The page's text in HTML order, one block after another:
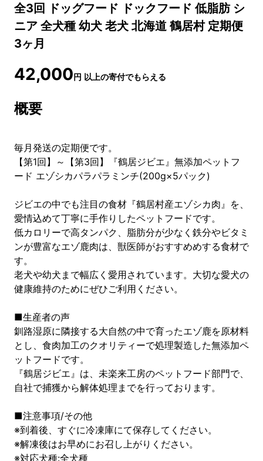
全3回 ドッグフード ドックフード 低脂肪 シ
ニア 全犬種 幼犬 老犬 北海道 鶴居村 定期便
3ヶ月
42,000円 以上の寄付でもらえる
概要
毎月発送の定期便です。
【第1回】～【第3回】『鶴居ジビエ』無添加ペットフ
ード エゾシカパラパラミンチ(200g×5パック)
ジビエの中でも注目の食材『鶴居村産エゾシカ肉』を、
愛情込めて丁寧に手作りしたペットフードです。
低カロリーで高タンパク、脂肪分が少なく鉄分やビタミ
ンが豊富なエゾ鹿肉は、獣医師がおすすめめする食材で
す。
老犬や幼犬まで幅広く愛用されています。大切な愛犬の
健康維持のためにぜひご利用ください。
■生産者の声
釧路湿原に隣接する大自然の中で育ったエゾ鹿を原材料
とし、食肉加工のクオリティーで処理製造した無添加ペ
ットフードです。
『鶴居ジビエ』は、未楽来工房のペットフード部門で、
自社で捕獲から解体処理までを行っております。
■注意事項/その他
※到着後、すぐに冷凍庫にて保存してください。
※解凍後はお早めにお召し上がりください。
※対応犬種:全犬種